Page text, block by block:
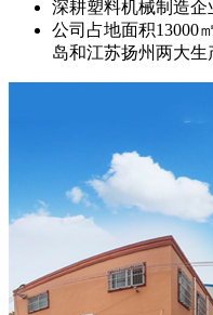
深耕塑料机械制造企
公司占地面积13000
岛和江苏扬州两大生